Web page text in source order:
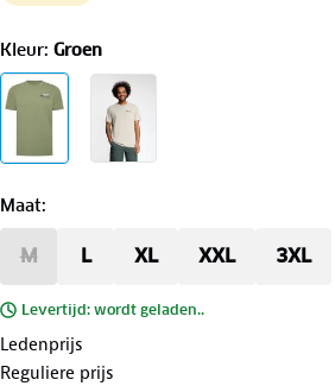
Kleur: Groen
Maat:
M L XL XXL 3XL
Levertijd: wordt geladen..
Ledenprijs
Reguliere prijs